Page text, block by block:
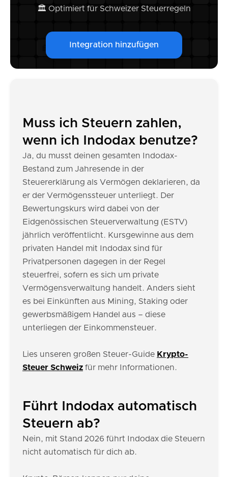
🏛️ Optimiert für Schweizer Steuerregeln
Integration hinzufügen
Muss ich Steuern zahlen,
wenn ich Indodax benutze?
Ja, du musst deinen gesamten Indodax-
Bestand zum Jahresende in der
Steuererklärung als Vermögen deklarieren, da
er der Vermögenssteuer unterliegt. Der
Bewertungskurs wird dabei von der
Eidgenössischen Steuerverwaltung (ESTV)
jährlich veröffentlicht. Kursgewinne aus dem
privaten Handel mit Indodax sind für
Privatpersonen dagegen in der Regel
steuerfrei, sofern es sich um private
Vermögensverwaltung handelt. Anders sieht
es bei Einkünften aus Mining, Staking oder
gewerbsmäßigem Handel aus – diese
unterliegen der Einkommensteuer.
Lies unseren großen Steuer-Guide Krypto-
Steuer Schweiz für mehr Informationen.
Führt Indodax automatisch
Steuern ab?
Nein, mit Stand 2026 führt Indodax die Steuern
nicht automatisch für dich ab.